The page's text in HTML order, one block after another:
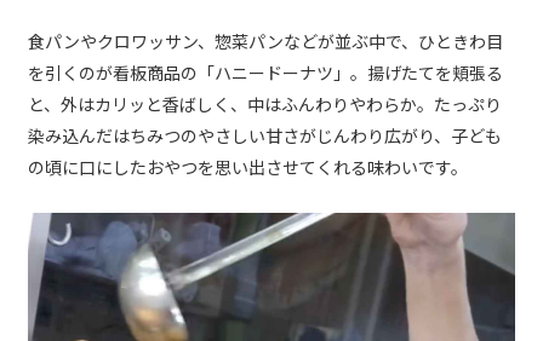
食パンやクロワッサン、惣菜パンなどが並ぶ中で、ひときわ目
を引くのが看板商品の「ハニードーナツ」。揚げたてを頬張る
と、外はカリッと香ばしく、中はふんわりやわらか。たっぷり
染み込んだはちみつのやさしい甘さがじんわり広がり、子ども
の頃に口にしたおやつを思い出させてくれる味わいです。